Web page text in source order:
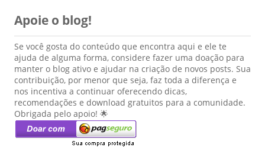
Apoie o blog!
Se você gosta do conteúdo que encontra aqui e ele te
ajuda de alguma forma, considere fazer uma doação para
manter o blog ativo e ajudar na criação de novos posts. Sua
contribuição, por menor que seja, faz toda a diferença e
nos incentiva a continuar oferecendo dicas,
recomendações e download gratuitos para a comunidade.
Obrigada pelo apoio! 🌟